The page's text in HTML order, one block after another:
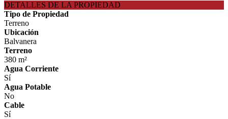
DETALLES DE LA PROPIEDAD
Tipo de Propiedad
Terreno
Ubicación
Balvanera
Terreno
380 m²
Agua Corriente
Sí
Agua Potable
No
Cable
Sí